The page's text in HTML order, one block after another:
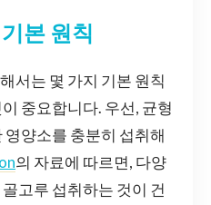
본 원칙
서는 몇 가지 기본 원칙
중요합니다. 우선, 균형
양소를 충분히 섭취해
의 자료에 따르면, 다양
고루 섭취하는 것이 건